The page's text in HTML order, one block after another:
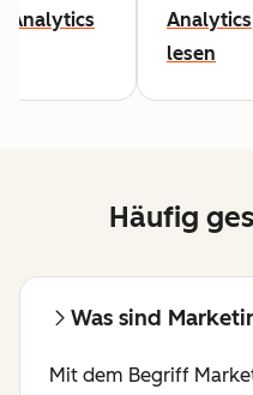
Analytics
Analytics
lesen
Häufig
Was sind
Mit dem Begriff